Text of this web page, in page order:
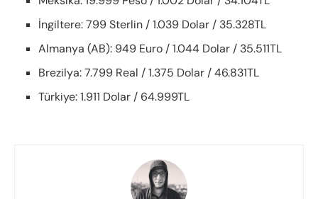
İngiltere: 799 Sterlin / 1.039 Dolar / 35.328TL
Almanya (AB): 949 Euro / 1.044 Dolar / 35.511TL
Brezilya: 7.799 Real / 1.375 Dolar / 46.831TL
Türkiye: 1.911 Dolar / 64.999TL